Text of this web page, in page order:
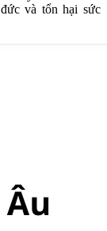
và tổn hại sức